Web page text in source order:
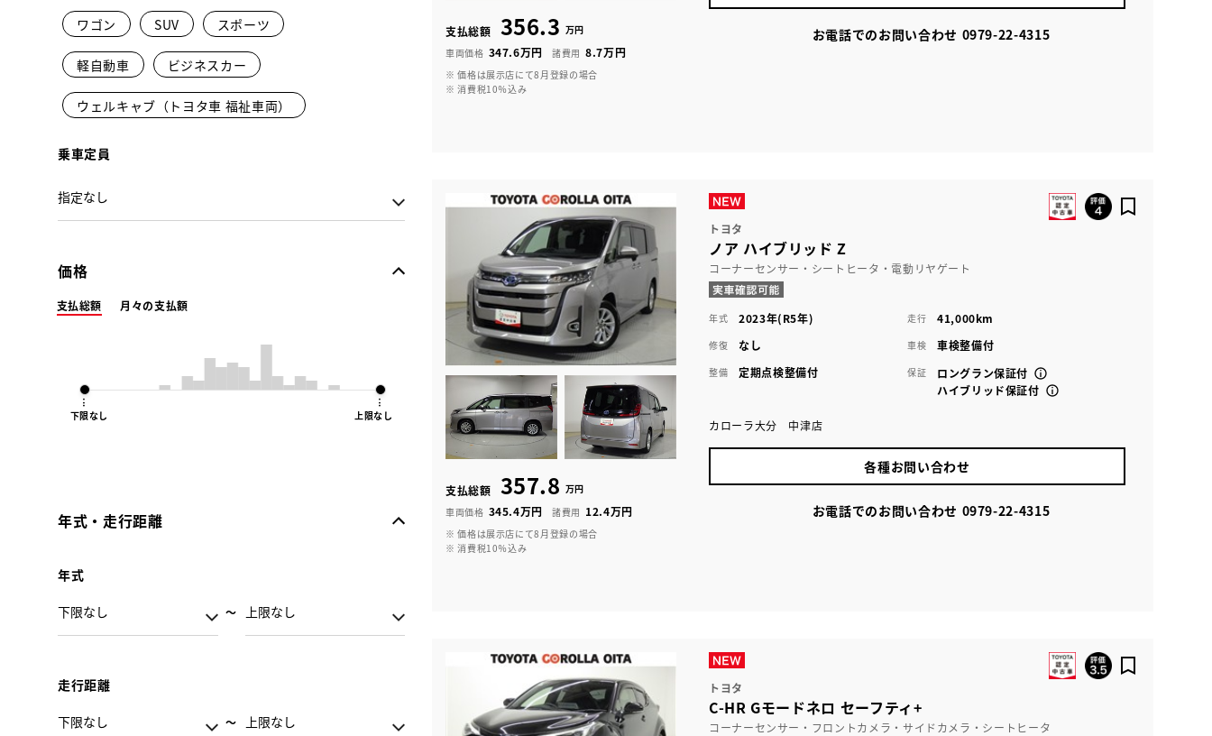
ワゴン SUV スポーツ
軽自動車 ビジネスカー
ウェルキャブ（トヨタ車 福祉車両）
乗車定員
価格
支払総額 月々の支払額
下限なし 上限なし
年式・走行距離
年式
走行距離
支払総額 356.3 万円
車両価格 347.6万円 諸費用 8.7万円
※ 価格は展示店にて8月登録の場合
※ 消費税10％込み
お電話でのお問い合わせ 0979-22-4315
支払総額 357.8 万円
車両価格 345.4万円 諸費用 12.4万円
※ 価格は展示店にて8月登録の場合
※ 消費税10％込み
トヨタ
ノア ハイブリッド Z
コーナーセンサー・シートヒータ・電動リヤゲート
年式 2023年(R5年) 走行 41,000km
修復 なし 車検 車検整備付
整備 定期点検整備付 保証
ロングラン保証付
ハイブリッド保証付
カローラ大分 中津店
各種お問い合わせ
お電話でのお問い合わせ 0979-22-4315
トヨタ
C-HR Gモードネロ セーフティ+
コーナーセンサー・フロントカメラ・サイドカメラ・シートヒータ